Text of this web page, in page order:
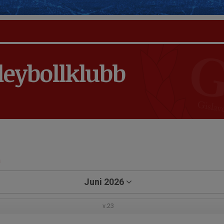
Juni 2026
v.23